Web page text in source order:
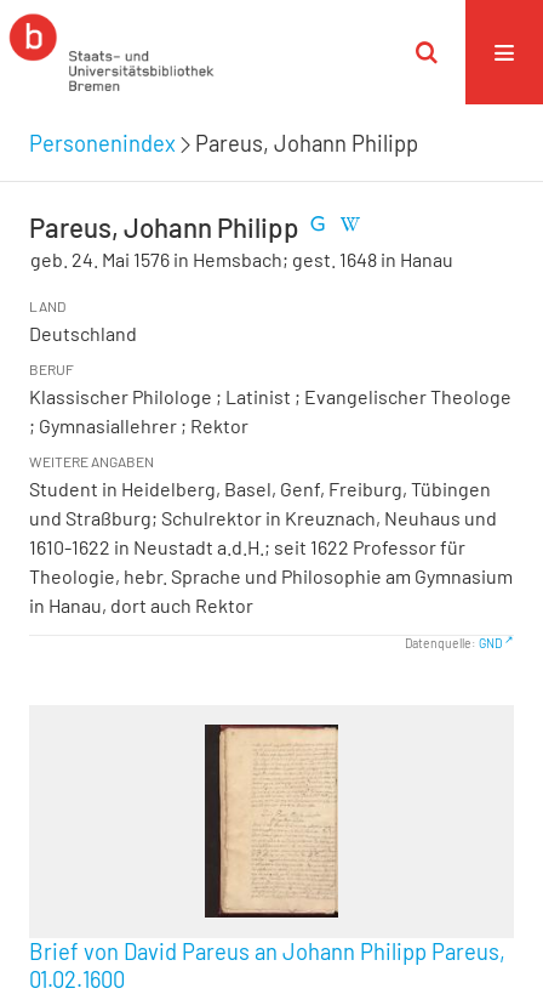
Personenindex Pareus, Johann Philipp
Pareus, Johann Philipp
geb. 24. Mai 1576 in Hemsbach; gest. 1648 in Hanau
LAND
Deutschland
BERUF
Klassischer Philologe ; Latinist ; Evangelischer Theologe
; Gymnasiallehrer ; Rektor
WEITERE ANGABEN
Student in Heidelberg, Basel, Genf, Freiburg, Tübingen
und Straßburg; Schulrektor in Kreuznach, Neuhaus und
1610-1622 in Neustadt a.d.H.; seit 1622 Professor für
Theologie, hebr. Sprache und Philosophie am Gymnasium
in Hanau, dort auch Rektor
Datenquelle: GND
Brief von David Pareus an Johann Philipp Pareus,
01.02.1600